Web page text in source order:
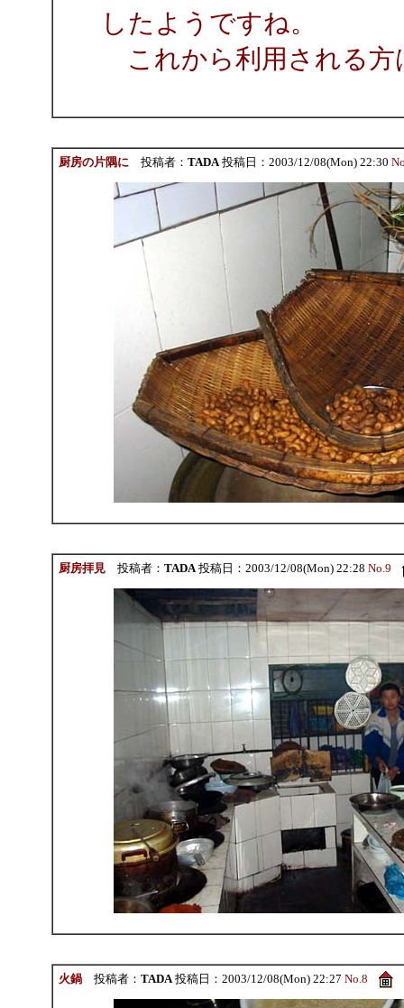
したようですね。
これから利用される方
厨房の片隅に 投稿者： TADA投稿日：2003/12/08(Mon) 22:30
厨房拝見投稿者： TADA投稿日：2003/12/08(Mon) 22:28 No.9
火鍋投稿者： TADA投稿日：2003/12/08(Mon) 22:27 No.8